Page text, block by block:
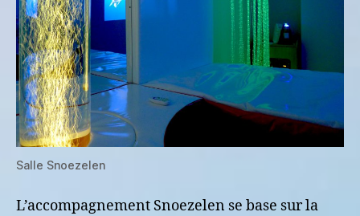
Salle Snoezelen
L’accompagnement Snoezelen se base sur la